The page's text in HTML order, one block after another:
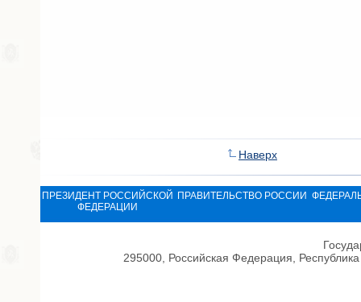
Наверх
ПРЕЗИДЕНТ РОССИЙСКОЙ
ФЕДЕРАЦИИ
ПРАВИТЕЛЬСТВО РОССИИ
295000, Российская Федерация,